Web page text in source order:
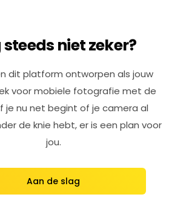
steeds niet zeker?
dit platform ontworpen als jouw
voor mobiele fotografie met de
je nu net begint of je camera al
de knie hebt, er is een plan voor
jou.
Aan de slag